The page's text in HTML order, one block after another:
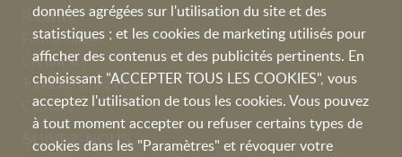
données agrégées sur l'utilisation du site et des
statistiques ; et les cookies de marketing utilisés pour
afficher des contenus et des publicités pertinents. En
choisissant "ACCEPTER TOUS LES COOKIES", vous
acceptez l'utilisation de tous les cookies. Vous pouvez
à tout moment accepter ou refuser certains types de
cookies dans les "Paramètres" et révoquer votre
Recettes
Film d'image
Certificats
Travailler chez Peka
Contact
SUIVEZ-NOUS